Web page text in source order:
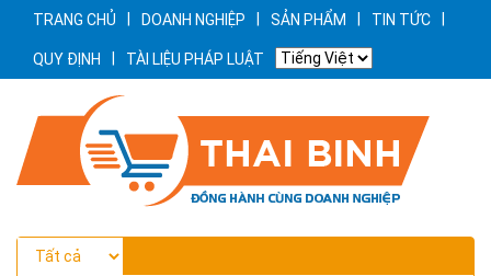
TRANG CHỦ DOANH NGHIỆP SẢN PHẨM TIN TỨC
QUY ĐỊNH TÀI LIỆU PHÁP LUẬT